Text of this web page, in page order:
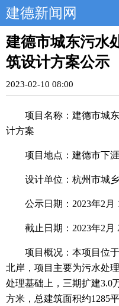
建德新闻网
建德市城东污水
筑设计方案公示
2023-02-10 08:00
项目名称：建德市城
计方案
项目地点：建德市下
设计单位：杭州市城
公示日期：2023年2月
截止日期：2023年2月
项目概况：本项目位
北岸，项目主要为污水处
处理基础上，三期扩建3.0
方米，总建筑面积约1285